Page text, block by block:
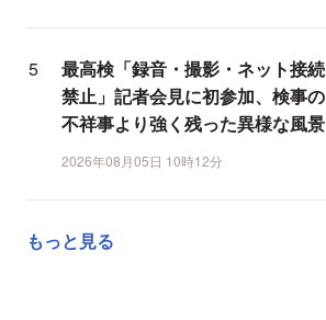
最高検「録音・撮影・ネット接続
禁止」記者会見に初参加、検事の
不祥事より強く残った異様な風景
2026年08月05日 10時12分
もっと見る